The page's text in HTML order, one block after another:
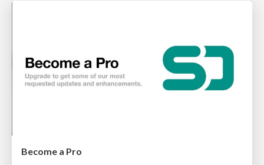
Become a Pro